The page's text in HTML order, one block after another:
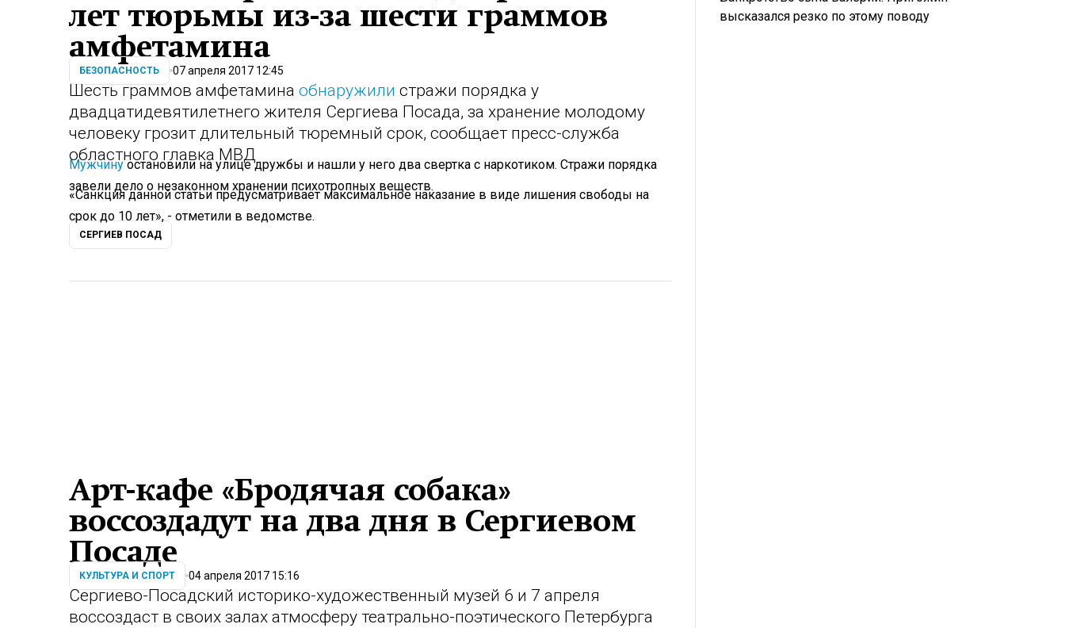
лет тюрьмы из-за шести граммов
амфетамина
БЕЗОПАСНОСТЬ 07 апреля 2017 12:45
Шесть граммов амфетамина обнаружили стражи порядка у
двадцатидевятилетнего жителя Сергиева Посада, за хранение молодому
человеку грозит длительный тюремный срок, сообщает пресс-служба
областного главка МВД
Мужчинуостановили на улице дружбы и нашли у него два свертка с наркотиком. Стражи порядка
завели дело о незаконном хранении психотропных веществ.
«Санкция данной статьи предусматривает максимальное наказание в виде лишения свободы на
срок до 10 лет», - отметили в ведомстве.
СЕРГИЕВ ПОСАД
Арт-кафе «Бродячая собака»
воссоздадут на два дня в Сергиевом
Посаде
КУЛЬТУРА И СПОРТ 04 апреля 2017 15:16
Сергиево-Посадский историко-художественный музей 6 и 7 апреля
воссоздаст в своих залах атмосферу театрально-поэтического Петербурга
высказался резко по этому поводу